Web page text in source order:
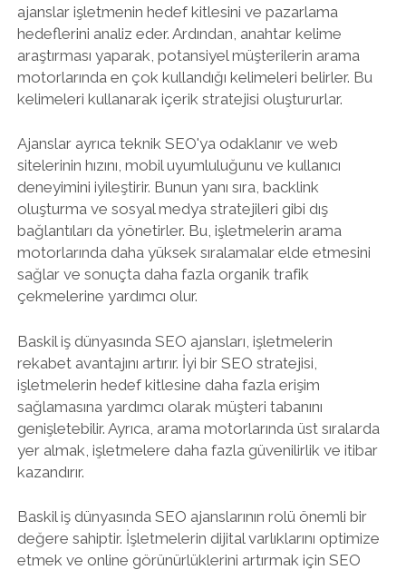
ajanslar işletmenin hedef kitlesini ve pazarlama
hedeflerini analiz eder. Ardından, anahtar kelime
araştırması yaparak, potansiyel müşterilerin arama
motorlarında en çok kullandığı kelimeleri belirler. Bu
kelimeleri kullanarak içerik stratejisi oluştururlar.
Ajanslar ayrıca teknik SEO'ya odaklanır ve web
sitelerinin hızını, mobil uyumluluğunu ve kullanıcı
deneyimini iyileştirir. Bunun yanı sıra, backlink
oluşturma ve sosyal medya stratejileri gibi dış
bağlantıları da yönetirler. Bu, işletmelerin arama
motorlarında daha yüksek sıralamalar elde etmesini
sağlar ve sonuçta daha fazla organik trafik
çekmelerine yardımcı olur.
Baskil iş dünyasında SEO ajansları, işletmelerin
rekabet avantajını artırır. İyi bir SEO stratejisi,
işletmelerin hedef kitlesine daha fazla erişim
sağlamasına yardımcı olarak müşteri tabanını
genişletebilir. Ayrıca, arama motorlarında üst sıralarda
yer almak, işletmelere daha fazla güvenilirlik ve itibar
kazandırır.
Baskil iş dünyasında SEO ajanslarının rolü önemli bir
değere sahiptir. İşletmelerin dijital varlıklarını optimize
etmek ve online görünürlüklerini artırmak için SEO